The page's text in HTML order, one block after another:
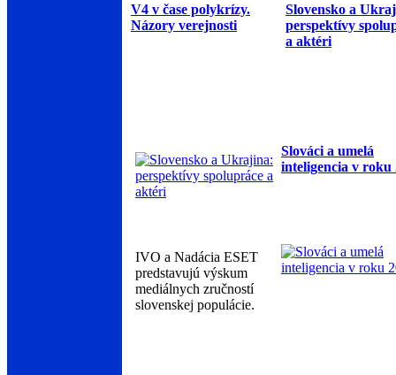
V4 v čase polykrízy.
Názory verejnosti
Slovensko a
perspektívy
a aktéri
Slováci a umelá
inteligencia v roku
IVO a Nadácia ESET
predstavujú výskum
mediálnych zručností
slovenskej populácie.